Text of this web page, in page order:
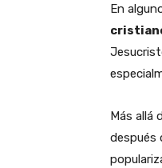
En
Más allá
después